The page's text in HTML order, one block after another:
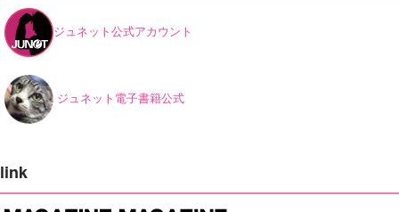
ジュネット公式アカウント
ジュネット電子書籍公式
link